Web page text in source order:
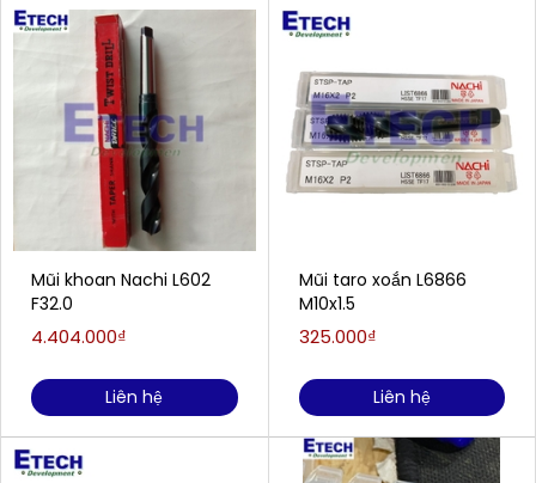
Mũi khoan Nachi L602
F32.0
4.404.000₫
Liên hệ
Mũi taro xoắn L6866
M10x1.5
325.000₫
Liên hệ